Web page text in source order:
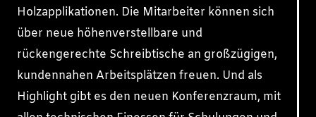
Holzapplikationen. Die Mitarbeiter können sich
über neue höhenverstellbare und
rückengerechte Schreibtische an großzügigen,
kundennahen Arbeitsplätzen freuen. Und als
Highlight gibt es den neuen Konferenzraum, mit